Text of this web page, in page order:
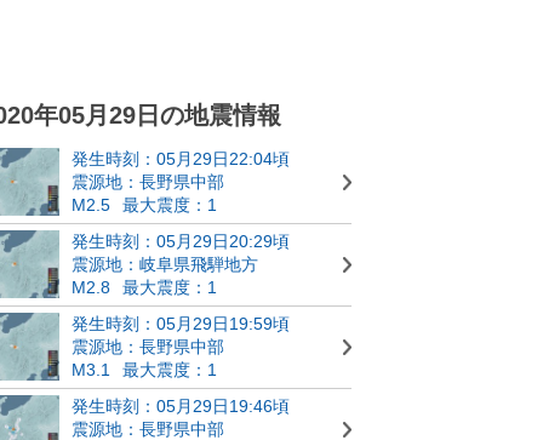
年05月29日の地震情報
発生時刻：05月29日22:04頃
震源地：長野県中部
M2.5
最大震度：1
発生時刻：05月29日20:29頃
震源地：岐阜県飛騨地方
M2.8
最大震度：1
発生時刻：05月29日19:59頃
震源地：長野県中部
M3.1
最大震度：1
発生時刻：05月29日19:46頃
震源地：長野県中部